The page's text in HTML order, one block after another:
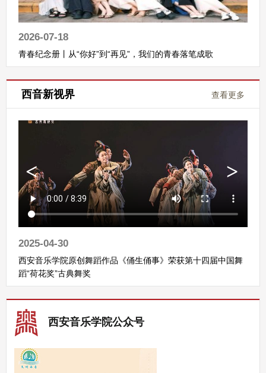
2026-07-18
青春纪念册丨从“你好”到“再见”，我们的青春落笔成歌
西音新视界 查看更多
2025-04-30
西安音乐学院原创舞蹈作品《俑生俑事》荣获第十四届中国舞
蹈“荷花奖”古典舞奖
西安音乐学院公众号